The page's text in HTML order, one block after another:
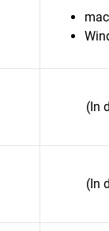
(In
(In